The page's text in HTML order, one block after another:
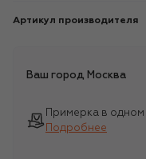
Артикул производителя
Ваш город Москва
Примерка в
Подробнее